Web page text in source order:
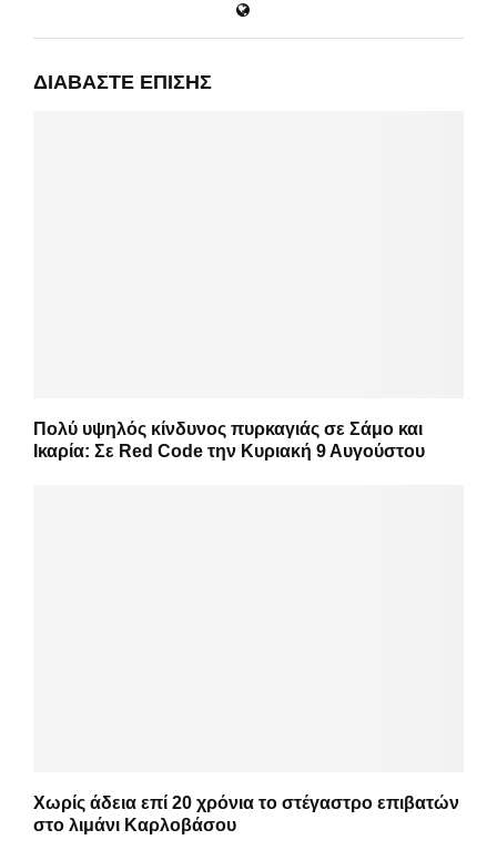
ΔΙΑΒΆΣΤΕ ΕΠΊΣΗΣ
Πολύ υψηλός κίνδυνος πυρκαγιάς σε Σάμο και
Ικαρία: Σε Red Code την Κυριακή 9 Αυγούστου
Χωρίς άδεια επί 20 χρόνια το στέγαστρο επιβατών
στο λιμάνι Καρλοβάσου